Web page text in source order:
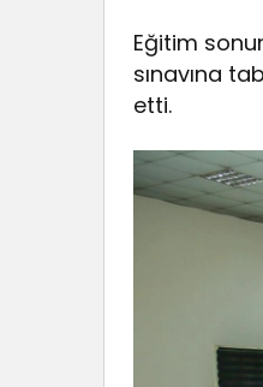
Eğitim
sınavına
etti.